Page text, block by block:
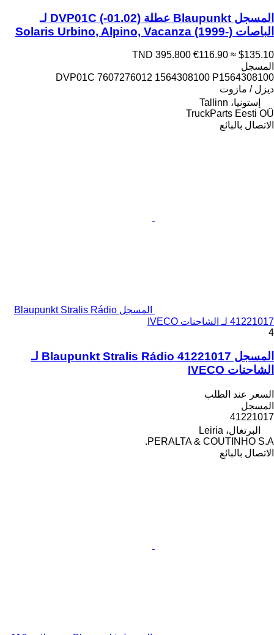
المسجل Blaupunkt عطلة (01.02-) DVP01C لـ
الباصات Solaris Urbino, Alpino, Vacanza (1999-)
TND 395.800 €116.90 ≈ $135.10
المسجل
DVP01C 7607276012 1564308100 P1564308100
ديزل / مازوت
إستونيا، Tallinn
TruckParts Eesti OÜ
الاتصال بالبائع
المسجل Blaupunkt Stralis Rádio
41221017 لـ الشاحنات IVECO
4
المسجل Blaupunkt Stralis Rádio 41221017 لـ
الشاحنات IVECO
السعر عند الطلب
المسجل
41221017
البرتغال، Leiria
PERALTA & COUTINHO S.A.
الاتصال بالبائع